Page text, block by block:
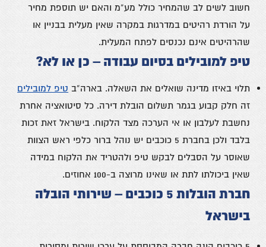
חשוב לשים לב שהמחיר כולל מע”מ והאם יש תוספת מחיר
על הורדת רהיטים במדרגות במקרה שאין מעלית בבניין או
שהרהיטים אינם נכנסים לפתח המעלית.
טיפ למובילים בסיום עבודה – כן או לא?
תלוי באיזו מדינה שואלים את השאלה. בארה”ב טיפ למובילים
זה חלק קבוע בגמר תשלום הובלת דירה. כל סיטואציה אחרת
נחשבת לעלבון או אי הערכה מצד הלקוח. בישראל זאת זכות
בלבד ולכן בחברת 5 כוכבים יש נוהל ברור כלפי
ראש הצוות
שאוסר על הסבלים לבקש טיפ ולהטריד את הלקוח במידה
שאין ביכולתו לתת או שאינו מרוצה ב-100 אחוזים.
חברת הובלות 5 כוכבים – שירותי הובלה
בישראל